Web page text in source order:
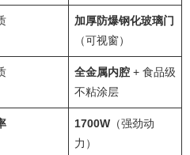
加厚防爆钢化玻璃门
（可视窗）
全金属内腔 + 食品级
不粘涂层
1700W （强劲动
力）